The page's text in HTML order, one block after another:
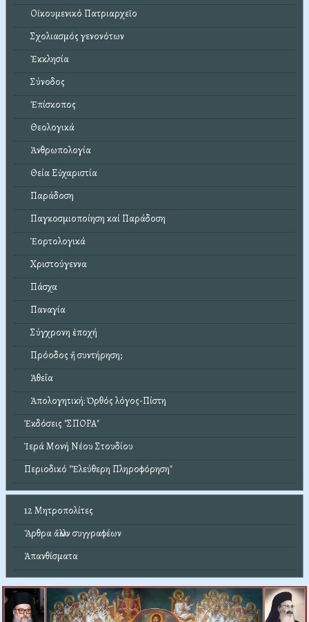
Οἰκουμενικό Πατριαρχεῖο
Σχολιασμός γενονότων
Ἐκκλησία
Σύνοδος
Ἐπίσκοπος
Θεολογικά
Ἀνθρωπολογία
Θεία Εὐχαριστία
Παράδοση
Παγκοσμιοποίηση καί Παράδοση
Ἑορτολογικά
Χριστούγεννα
Πάσχα
Παναγία
Σύγχρονη ἐποχή
Πρόοδος ἤ συντήρηση;
Ἀθεΐα
Ἀπολογητική: Ὀρθός λόγος-Πίστη
Ἐκδόσεις "ΣΠΟΡΑ"
Ἱερά Μονή Νέου Στουδίου
Περιοδικό "Ἐλεύθερη Πληροφόρηση"
12 Μητροπολίτες
Ἄρθρα ἄλλων συγγραφέων
Ἀπανθίσματα